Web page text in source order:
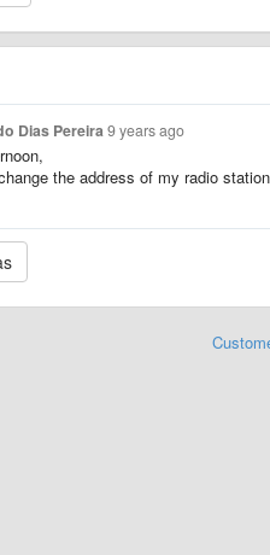
Dias Pereira 9 years ago
the address of my radio